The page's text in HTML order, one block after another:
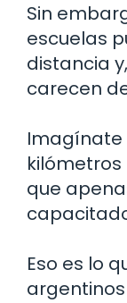
Sin
escuelas
distancia
carecen
que
Eso es lo